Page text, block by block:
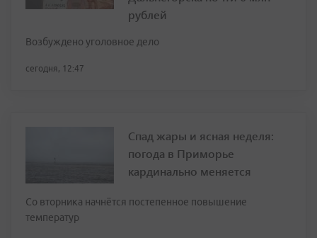
рублей
Возбуждено уголовное дело
сегодня, 12:47
Спад жары и ясная неделя:
погода в Приморье
кардинально меняется
Со вторника начнётся постепенное повышение
температур